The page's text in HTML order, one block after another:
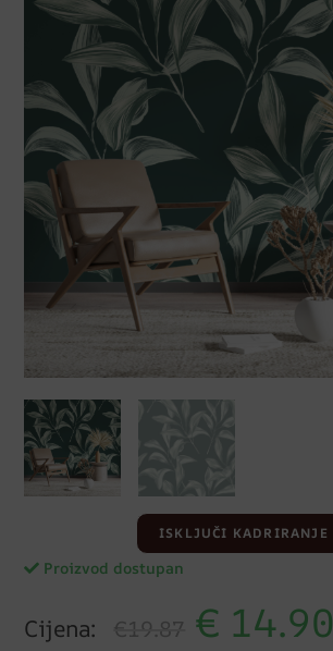
ISKLJUČI KADRIRANJE
Proizvod dostupan
Cijena: €19.87 € 14.90